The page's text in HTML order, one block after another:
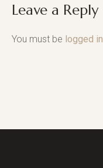
Leave a Reply
You must be logged in